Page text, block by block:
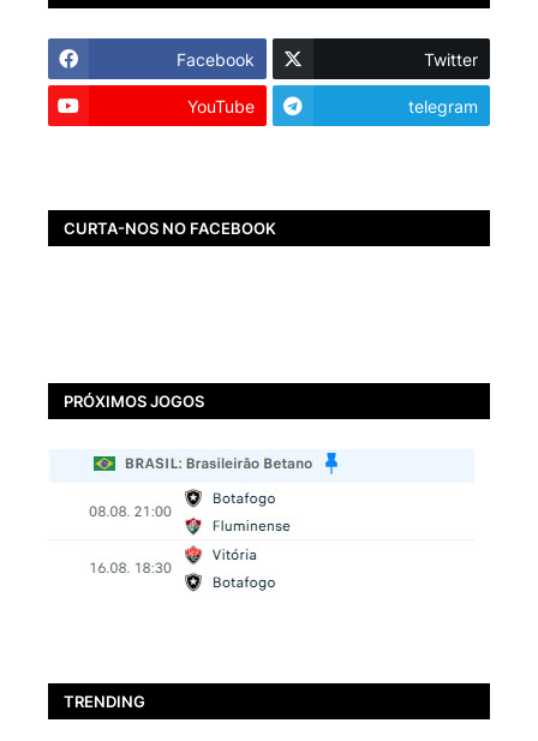
Facebook Twitter
YouTube telegram
CURTA-NOS NO FACEBOOK
PRÓXIMOS JOGOS
TRENDING
BOTAFOGO